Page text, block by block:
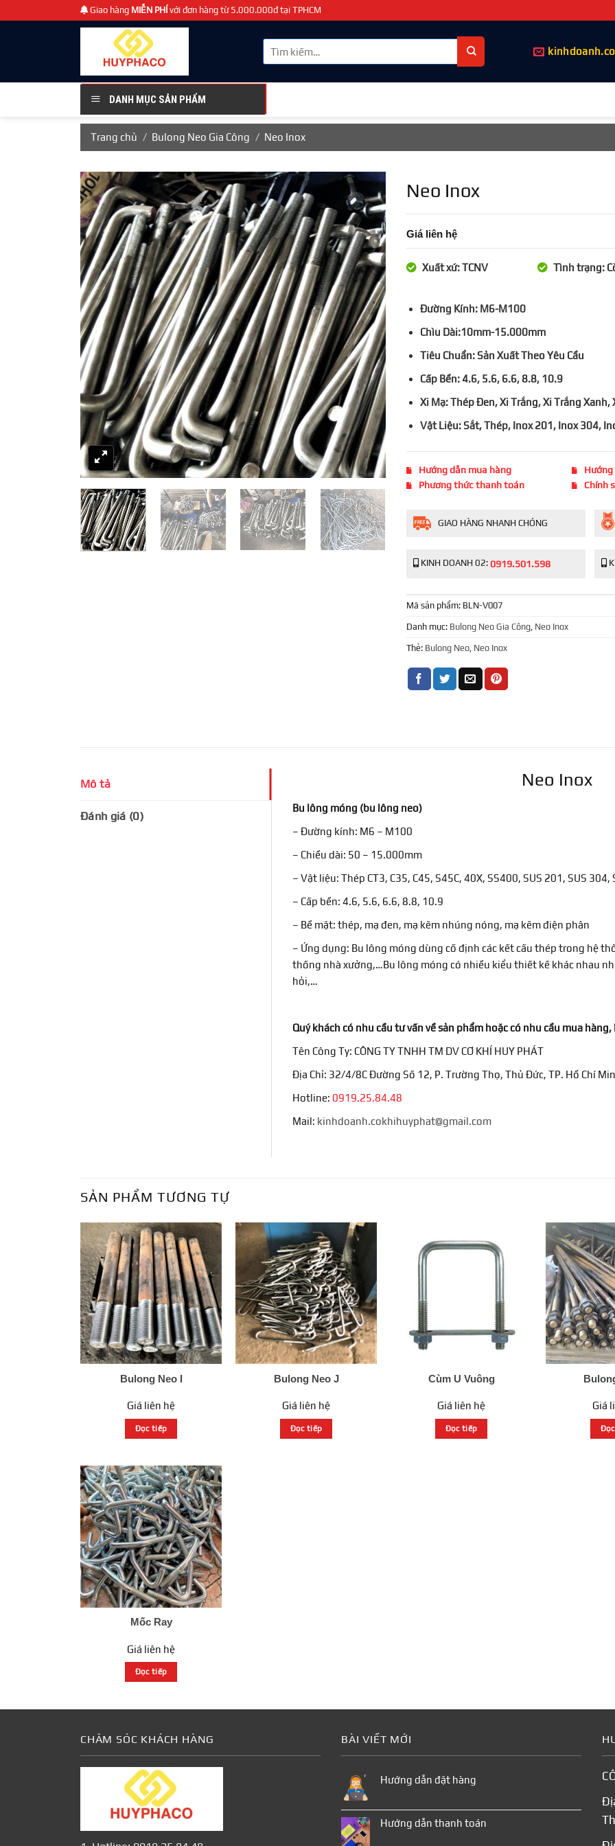
đến
Giao hàng MIỄN PHÍ với đơn hàng từ 5.000.000đ tại TPHCM
DANH MỤC SẢN PHẨM
Trang chủ / Bulong Neo Gia Công / Neo Inox
Neo Inox
Giá liên hệ
Xuất xứ: TCNV Tình trạng:
Đường Kính: M6-M100
Chìu Dài:10mm-15.000mm
Tiêu Chuẩn: Sản Xuất Theo Yêu Cầu
Cấp Bền: 4.6, 5.6, 6.6, 8.8, 10.9
Xi Mạ: Thép Đen, Xi Trắng, Xi Trắng
Vật Liệu: Sắt, Thép, Inox 201, Inox 304,
Hướng dẫn mua hàng
Hướng
Phương thức thanh toán
Chính
GIAO HÀNG NHANH CHÓNG
KINH DOANH 02: 0919.501.598
Mã sản phẩm: BLN-V007
Danh mục: Bulong Neo Gia Công Neo Inox
Thẻ: Bulong Neo Neo Inox
Mô tả
Đánh giá (0)
Neo Inox
Bu lông móng (bu lông neo)
– Đường kính: M6 – M100
– Chiều dài: 50 – 15.000mm
– Vật liệu: Thép CT3, C35, C45, S45C, 40X, SS400, SUS 201, SUS 304,
– Cấp bền: 4.6, 5.6, 6.6, 8.8, 10.9
– Bề mặt: thép, mạ đen, mạ kẽm nhúng nóng, mạ kẽm điện phân
– Ứng dụng: Bu lông móng dùng cố định các kết cấu thép trong hệ
thống nhà xưởng,…Bu lông móng có nhiều kiểu thiết kế khác nhau
hỏi,…
Quý khách có nhu cầu tư vấn về sản phẩm hoặc có nhu cầu mua
Tên Công Ty: CÔNG TY TNHH TM DV CƠ KHÍ HUY PHÁT
Địa Chỉ: 32/4/8C Đường Số 12, P. Trường Thọ, Thủ Đức, TP. Hồ Chí
Hotline: 0919.25.84.48
Mail: kinhdoanh.cokhihuyphat@gmail.com
SẢN PHẨM TƯƠNG TỰ
Bulong Neo I
Giá liên hệ
Đọc tiếp
Bulong Neo J
Giá liên hệ
Đọc tiếp
Cùm U Vuông
Giá liên hệ
Đọc tiếp
Giá
Mốc Ray
Giá liên hệ
Đọc tiếp
CHĂM SÓC KHÁCH HÀNG BÀI VIẾT MỚI
Hướng dẫn đặt hàng
Hướng dẫn thanh toán